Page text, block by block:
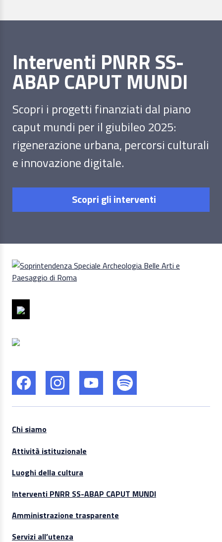
Interventi PNRR SS-
ABAP CAPUT MUNDI
Scopri i progetti finanziati dal piano
caput mundi per il giubileo 2025:
rigenerazione urbana, percorsi culturali
e innovazione digitale.
Scopri gli interventi
Chi siamo
Attività istituzionale
Luoghi della cultura
Interventi PNRR SS-ABAP CAPUT MUNDI
Amministrazione trasparente
Servizi all’utenza